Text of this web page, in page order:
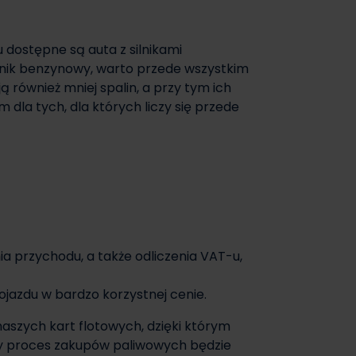
dostępne są auta z silnikami
benzynowy, warto przede wszystkim
również mniej spalin, a przy tym ich
dla tych, dla których liczy się przede
przychodu, a także odliczenia VAT-u,
w bardzo korzystnej cenie.
kart flotowych, dzięki którym
proces zakupów paliwowych będzie